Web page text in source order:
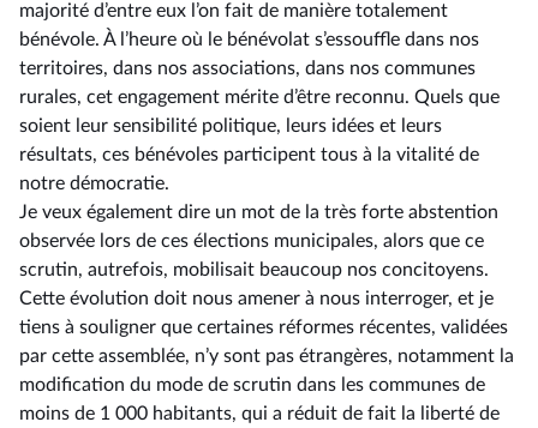
majorité d’entre eux l’on fait de manière totalement
bénévole. À l’heure où le bénévolat s’essouffle dans nos
territoires, dans nos associations, dans nos communes
rurales, cet engagement mérite d’être reconnu. Quels que
soient leur sensibilité politique, leurs idées et leurs
résultats, ces bénévoles participent tous à la vitalité de
notre démocratie.
Je veux également dire un mot de la très forte abstention
observée lors de ces élections municipales, alors que ce
scrutin, autrefois, mobilisait beaucoup nos concitoyens.
Cette évolution doit nous amener à nous interroger, et je
tiens à souligner que certaines réformes récentes, validées
par cette assemblée, n’y sont pas étrangères, notamment la
modification du mode de scrutin dans les communes de
moins de 1 000 habitants, qui a réduit de fait la liberté de